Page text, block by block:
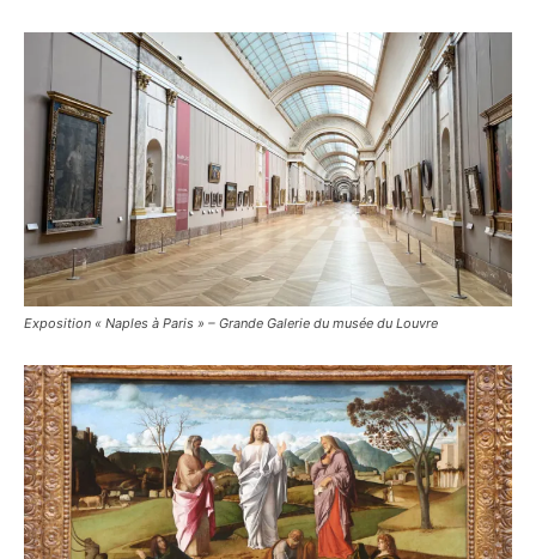
Exposition « Naples à Paris » – Grande Galerie du musée du Louvre